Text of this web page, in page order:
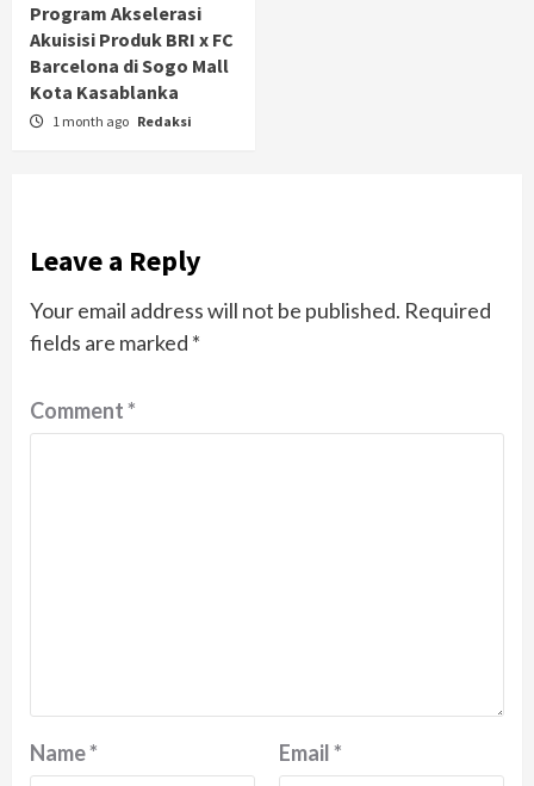
Program Akselerasi
Akuisisi Produk BRI x FC
Barcelona di Sogo Mall
Kota Kasablanka
1 month ago Redaksi
Leave a Reply
Your email address will not be published. Required
fields are marked *
Comment*
Name* Email*